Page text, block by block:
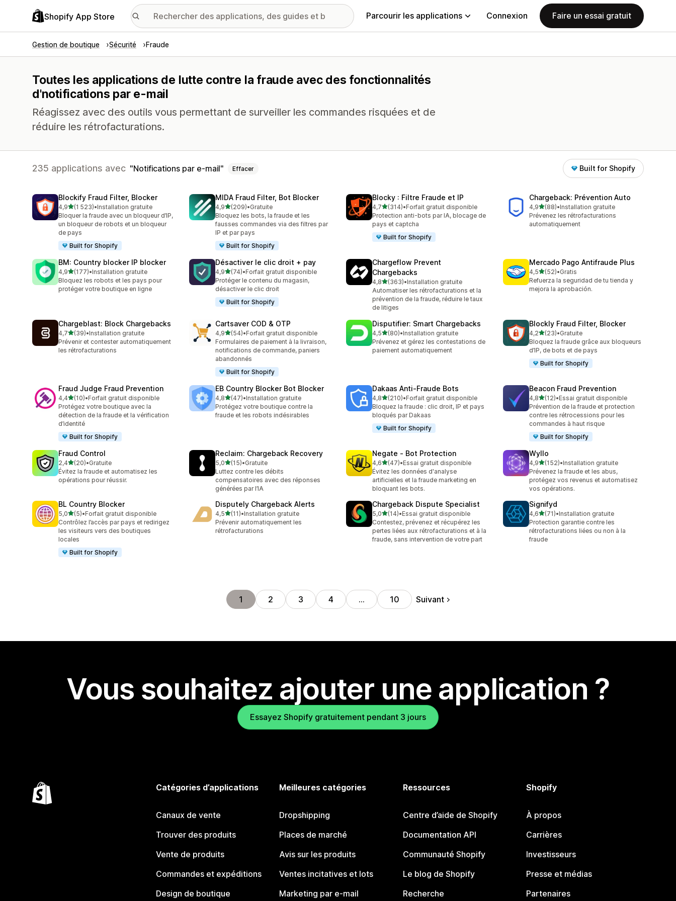
Shopify App Store Parcourir les applications Connexion Faire un essai gratuit
Gestion de boutique Sécurité Fraude
Toutes les applications de lutte contre la fraude avec des fonctionnalités
d'notifications par e-mail
Réagissez avec des outils vous permettant de surveiller les commandes risquées et de
réduire les rétrofacturations.
235 applications avec Notifications par e-mail Effacer Built for Shopify
Blockify Fraud Filter, Blocker
4,9étoile(s) sur 5
(1 523)
1523 avis au total
•Installation gratuite
Bloquer la fraude avec un bloqueur d’IP,
un bloqueur de robots et un bloqueur
de pays
Built for Shopify
MIDA Fraud Filter, Bot Blocker
4,9étoile(s) sur 5
(209)
209 avis au total
•Gratuite
Bloquez les bots, la fraude et les
fausses commandes via des filtres par
IP et par pays
Built for Shopify
Blocky : Filtre Fraude et IP
4,7étoile(s) sur 5
(314)
314 avis au total
•Forfait gratuit disponible
Protection anti-bots par IA, blocage de
pays et captcha
Built for Shopify
Chargeback: Prévention Auto
4,9étoile(s) sur 5
(88)
88 avis au total
•Installation gratuite
Prévenez les rétrofacturations
automatiquement
BM: Country blocker IP blocker
4,9étoile(s) sur 5
(177)
177 avis au total
•Installation gratuite
Bloquez les robots et les pays pour
protéger votre boutique en ligne
Désactiver le clic droit + pay
4,9étoile(s) sur 5
(74)
74 avis au total
•Forfait gratuit disponible
Protéger le contenu du magasin,
désactiver le clic droit
Built for Shopify
Chargeflow Prevent
Chargebacks
4,8étoile(s) sur 5
(363)
363 avis au total
•Installation gratuite
Automatiser les rétrofacturations et la
prévention de la fraude, réduire le taux
de litiges
Mercado Pago Antifraude Plus
4,5étoile(s) sur 5
(52)
52 avis au total
•Gratis
Refuerza la seguridad de tu tienda y
mejora la aprobación.
Chargeblast: Block Chargebacks
4,7étoile(s) sur 5
(39)
39 avis au total
•Installation gratuite
Prévenir et contester automatiquement
les rétrofacturations
Cartsaver COD & OTP
4,9étoile(s) sur 5
(54)
54 avis au total
•Forfait gratuit disponible
Formulaires de paiement à la livraison,
notifications de commande, paniers
abandonnés
Built for Shopify
Disputifier: Smart Chargebacks
4,5étoile(s) sur 5
(80)
80 avis au total
•Installation gratuite
Prévenez et gérez les contestations de
paiement automatiquement
Blockly Fraud Filter, Blocker
4,2étoile(s) sur 5
(23)
23 avis au total
•Gratuite
Bloquez la fraude grâce aux bloqueurs
d’IP, de bots et de pays
Built for Shopify
Fraud Judge Fraud Prevention
4,4étoile(s) sur 5
(10)
10 avis au total
•Forfait gratuit disponible
Protégez votre boutique avec la
détection de la fraude et la vérification
d’identité
Built for Shopify
EB Country Blocker Bot Blocker
4,8étoile(s) sur 5
(47)
47 avis au total
•Installation gratuite
Protégez votre boutique contre la
fraude et les robots indésirables
Dakaas Anti‑Fraude Bots
4,8étoile(s) sur 5
(210)
210 avis au total
•Forfait gratuit disponible
Bloquez la fraude : clic droit, IP et pays
bloqués par Dakaas
Built for Shopify
Beacon Fraud Prevention
4,8étoile(s) sur 5
(12)
12 avis au total
•Essai gratuit disponible
Prévention de la fraude et protection
contre les rétrocessions pour les
commandes à haut risque
Built for Shopify
Fraud Control
2,4étoile(s) sur 5
(20)
20 avis au total
•Gratuite
Évitez la fraude et automatisez les
opérations pour réussir.
Reclaim: Chargeback Recovery
5,0étoile(s) sur 5
(15)
15 avis au total
•Gratuite
Luttez contre les débits
compensatoires avec des réponses
générées par l’IA
Negate ‑ Bot Protection
4,6étoile(s) sur 5
(47)
47 avis au total
•Essai gratuit disponible
Évitez les données d'analyse
artificielles et la fraude marketing en
bloquant les bots.
Wyllo
4,9étoile(s) sur 5
(152)
152 avis au total
•Installation gratuite
Prévenez la fraude et les abus,
protégez vos revenus et automatisez
vos opérations.
BL Country Blocker
5,0étoile(s) sur 5
(5)
5 avis au total
•Forfait gratuit disponible
Contrôlez l’accès par pays et redirigez
les visiteurs vers des boutiques
locales
Built for Shopify
Disputely Chargeback Alerts
4,5étoile(s) sur 5
(11)
11 avis au total
•Installation gratuite
Prévenir automatiquement les
rétrofacturations
Chargeback Dispute Specialist
5,0étoile(s) sur 5
(14)
14 avis au total
•Essai gratuit disponible
Contestez, prévenez et récupérez les
pertes liées aux rétrofacturations et à la
fraude, sans intervention de votre part
Signifyd
4,6étoile(s) sur 5
(71)
71 avis au total
•Installation gratuite
Protection garantie contre les
rétrofacturations liées ou non à la
fraude
1 2 3 4 … 10 Suivant
Vous souhaitez ajouter une application ?
Essayez Shopify gratuitement pendant 3 jours
Catégories d’applications
Canaux de vente
Trouver des produits
Vente de produits
Commandes et expéditions
Design de boutique
Meilleures catégories
Dropshipping
Places de marché
Avis sur les produits
Ventes incitatives et lots
Marketing par e-mail
Ressources
Centre d’aide de Shopify
Documentation API
Communauté Shopify
Le blog de Shopify
Recherche
Shopify
À propos
Carrières
Investisseurs
Presse et médias
Partenaires